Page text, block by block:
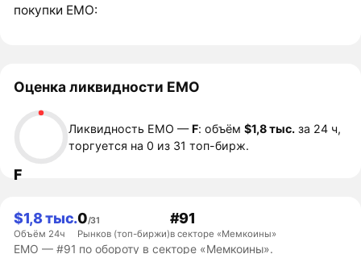
покупки EMO:
Оценка ликвидности EMO
F
Ликвидность EMO —F: объём$1,8 тыс. за 24 ч,
торгуется на 0 из 31 топ-бирж.
$1,8 тыс.
Объём 24ч
0/31
Рынков (топ-биржи)
#91
в секторе «Мемкоины»
EMO — #91 по обороту в секторе «Мемкоины».